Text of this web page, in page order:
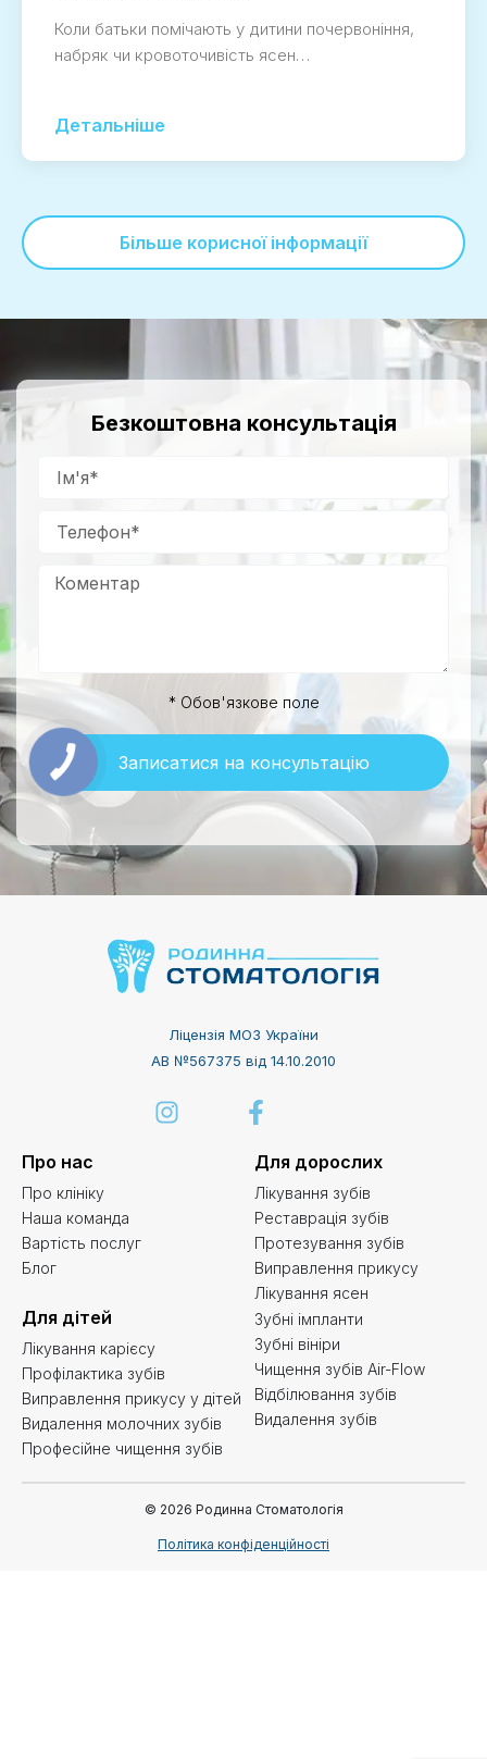
Коли батьки помічають у дитини почервоніння,
набряк чи кровоточивість ясен…
Детальніше
Більше корисної інформації
Безкоштовна консультація
* Обов'язкове поле
Записатися на консультацію
Ліцензія МОЗ України
АВ №567375 від 14.10.2010
Про нас
Про клініку
Наша команда
Вартість послуг
Блог
Для дорослих
Лікування зубів
Реставрація зубів
Протезування зубів
Виправлення прикусу
Лікування ясен
Зубні імпланти
Зубні вініри
Чищення зубів Air-Flow
Відбілювання зубів
Видалення зубів
Для дітей
Лікування карієсу
Профілактика зубів
Виправлення прикусу у дітей
Видалення молочних зубів
Професійне чищення зубів
© 2026 Родинна Стоматологія
Політика конфіденційності